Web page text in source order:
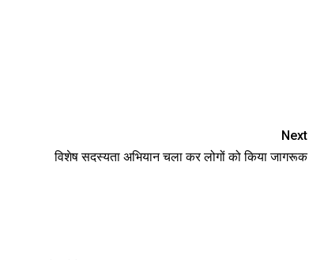
Next
विशेष सदस्यता अभियान चला कर लोगों को किया जागरूक